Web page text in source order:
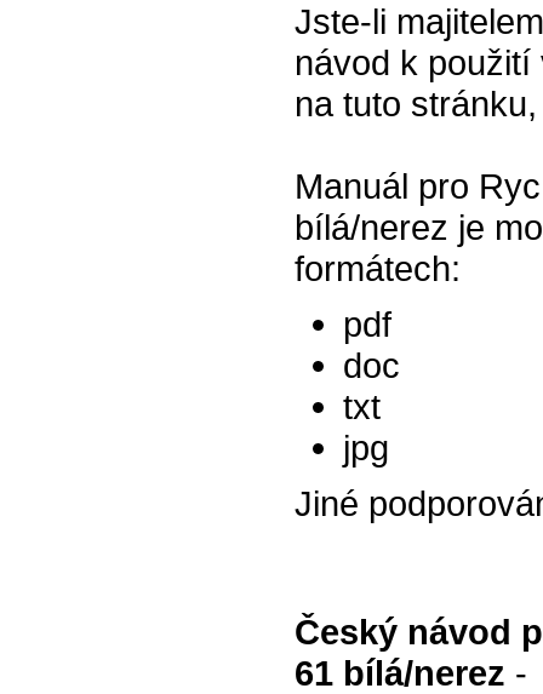
Jste-li
návod k
na tuto
Manuál pro
bílá/nerez je
formátech:
pdf
doc
txt
jpg
Jiné
Český návod
61 bílá/nerez -